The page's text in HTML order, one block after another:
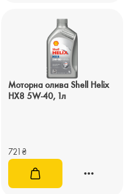
Моторна олива Shell Helix
HX8 5W-40, 1л
721 ₴